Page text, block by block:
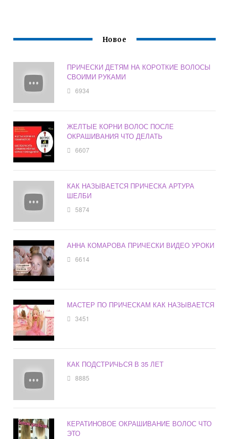
Новое
ПРИЧЕСКИ ДЕТЯМ НА КОРОТКИЕ ВОЛОСЫ
СВОИМИ РУКАМИ
6934
ЖЕЛТЫЕ КОРНИ ВОЛОС ПОСЛЕ
ОКРАШИВАНИЯ ЧТО ДЕЛАТЬ
6607
КАК НАЗЫВАЕТСЯ ПРИЧЕСКА АРТУРА
ШЕЛБИ
5874
АННА КОМАРОВА ПРИЧЕСКИ ВИДЕО УРОКИ
6614
МАСТЕР ПО ПРИЧЕСКАМ КАК НАЗЫВАЕТСЯ
3451
КАК ПОДСТРИЧЬСЯ В 35 ЛЕТ
8885
КЕРАТИНОВОЕ ОКРАШИВАНИЕ ВОЛОС ЧТО
ЭТО